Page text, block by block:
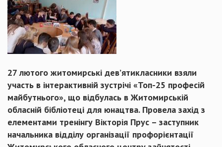
27 лютого житомирські дев’ятикласники взяли
участь в інтерактивній зустрічі «Топ-25 професій
майбутнього», що відбулась в Житомирській
обласній бібліотеці для юнацтва. Провела захід з
елементами тренінгу Вікторія Прус – заступник
начальника відділу організації профорієнтації